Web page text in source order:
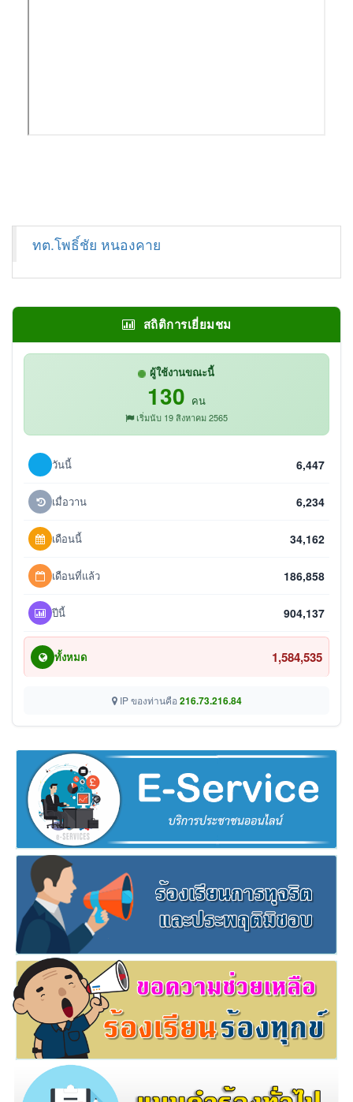
ทต.โพธิ์ชัย หนองคาย
สถิติการเยี่ยมชม
ผู้ใช้งานขณะนี้
130 คน
เริ่มนับ 19 สิงหาคม 2565
วันนี้ 6,447
เมื่อวาน 6,234
เดือนนี้ 34,162
เดือนที่แล้ว 186,858
ปีนี้ 904,137
ทั้งหมด 1,584,535
IP ของท่านคือ 216.73.216.84